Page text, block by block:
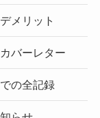
メリット
バーレター
の全記録